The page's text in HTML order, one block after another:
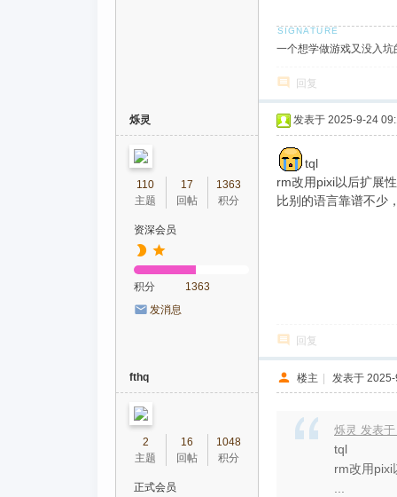
一个想学做游戏又没入
回复
烁灵
110
主题
17
回帖
1363
积分
资深会员
积分
1363
发消息
发表于 2025-9-24
tql
rm改用pixi以后扩展
比别的语言靠谱不少
回复
fthq
2
主题
16
回帖
1048
积分
正式会员
楼主 | 发表于
烁灵 发表
tql
rm改用pixi